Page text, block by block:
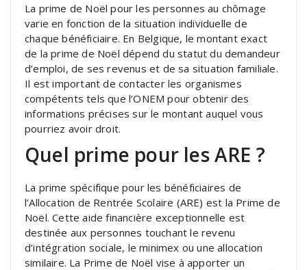
La prime de Noël pour les personnes au chômage
varie en fonction de la situation individuelle de
chaque bénéficiaire. En Belgique, le montant exact
de la prime de Noël dépend du statut du demandeur
d’emploi, de ses revenus et de sa situation familiale.
Il est important de contacter les organismes
compétents tels que l’ONEM pour obtenir des
informations précises sur le montant auquel vous
pourriez avoir droit.
Quel prime pour les ARE ?
La prime spécifique pour les bénéficiaires de
l’Allocation de Rentrée Scolaire (ARE) est la Prime de
Noël. Cette aide financière exceptionnelle est
destinée aux personnes touchant le revenu
d’intégration sociale, le minimex ou une allocation
similaire. La Prime de Noël vise à apporter un